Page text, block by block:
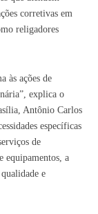
corretivas em
religadores
às ações de
explica o
Antônio Carlos
específicas
de
equipamentos, a
e